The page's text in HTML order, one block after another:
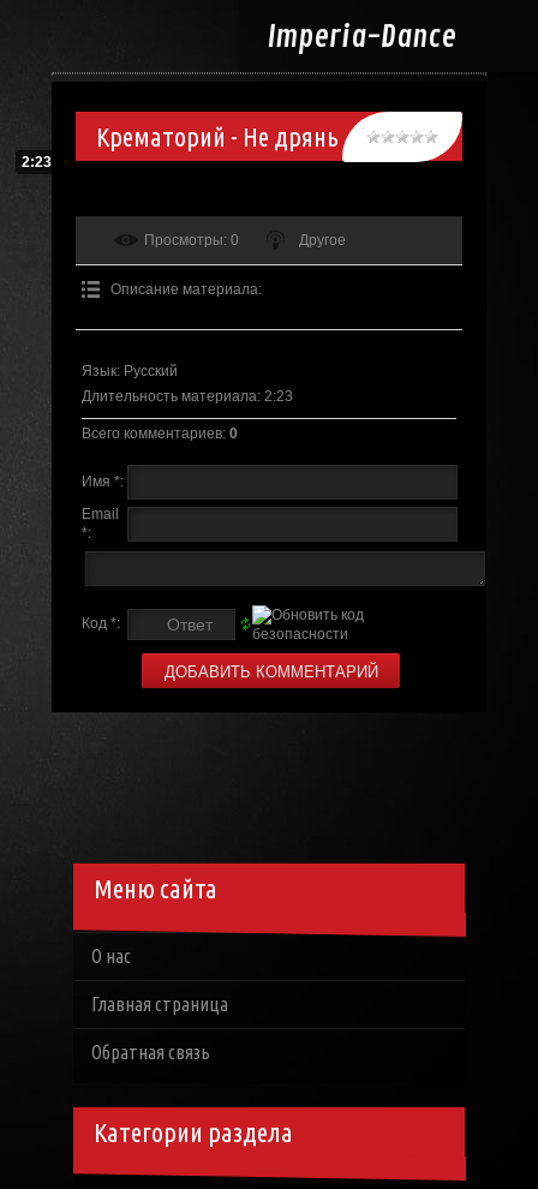
Imperia-Dance
Крематорий - Не дрянь
2:23
Просмотры: 0 Другое
Описание материала:
Язык: Русский
Длительность материала: 2:23
Всего комментариев: 0
Имя *:
Email
*:
Код *:
Меню сайта
О нас
Главная страница
Обратная связь
Категории раздела